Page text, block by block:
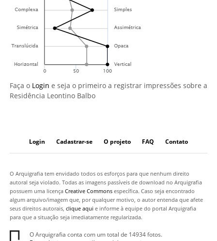
Faça o Login e seja o primeiro a registrar impressões sobre a
Residência Leontino Balbo
Login Cadastrar-se O projeto FAQ Contato
O Arquigrafia tem envidado todos os esforços para que nenhum direito
autoral seja violado. Todas as imagens passíveis de download no Arquigrafia
possuem uma licença Creative Commons específica. Caso seja encontrado
algum arquivo/imagem que, por qualquer motivo, o autor entenda que afete
seus direitos autorais, clique aqui e informe à equipe do portal Arquigrafia
para que a situação seja imediatamente regularizada.
O Arquigrafia conta com um total de 14934 fotos.